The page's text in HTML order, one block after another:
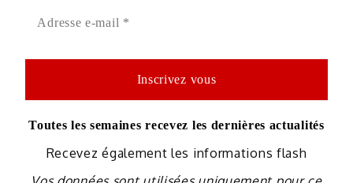
Toutes les semaines recevez les dernières actualités
Recevez également les informations flash